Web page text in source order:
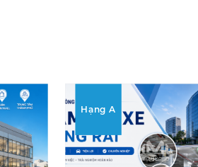
Hạng A